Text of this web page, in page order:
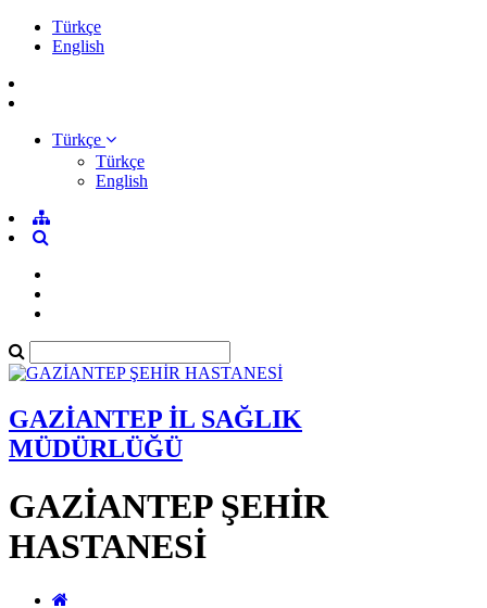
Türkçe
English
Türkçe
Türkçe
English
GAZİANTEP İL SAĞLIK
MÜDÜRLÜĞÜ
GAZİANTEP ŞEHİR
HASTANESİ